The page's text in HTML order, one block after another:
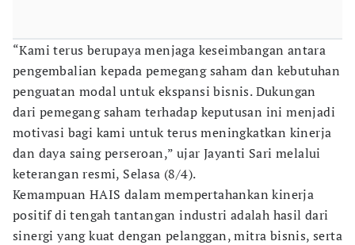
“Kami terus berupaya menjaga keseimbangan antara
pengembalian kepada pemegang saham dan kebutuhan
penguatan modal untuk ekspansi bisnis. Dukungan
dari pemegang saham terhadap keputusan ini menjadi
motivasi bagi kami untuk terus meningkatkan kinerja
dan daya saing perseroan,” ujar Jayanti Sari melalui
keterangan resmi, Selasa (8/4).
Kemampuan HAIS dalam mempertahankan kinerja
positif di tengah tantangan industri adalah hasil dari
sinergi yang kuat dengan pelanggan, mitra bisnis, serta